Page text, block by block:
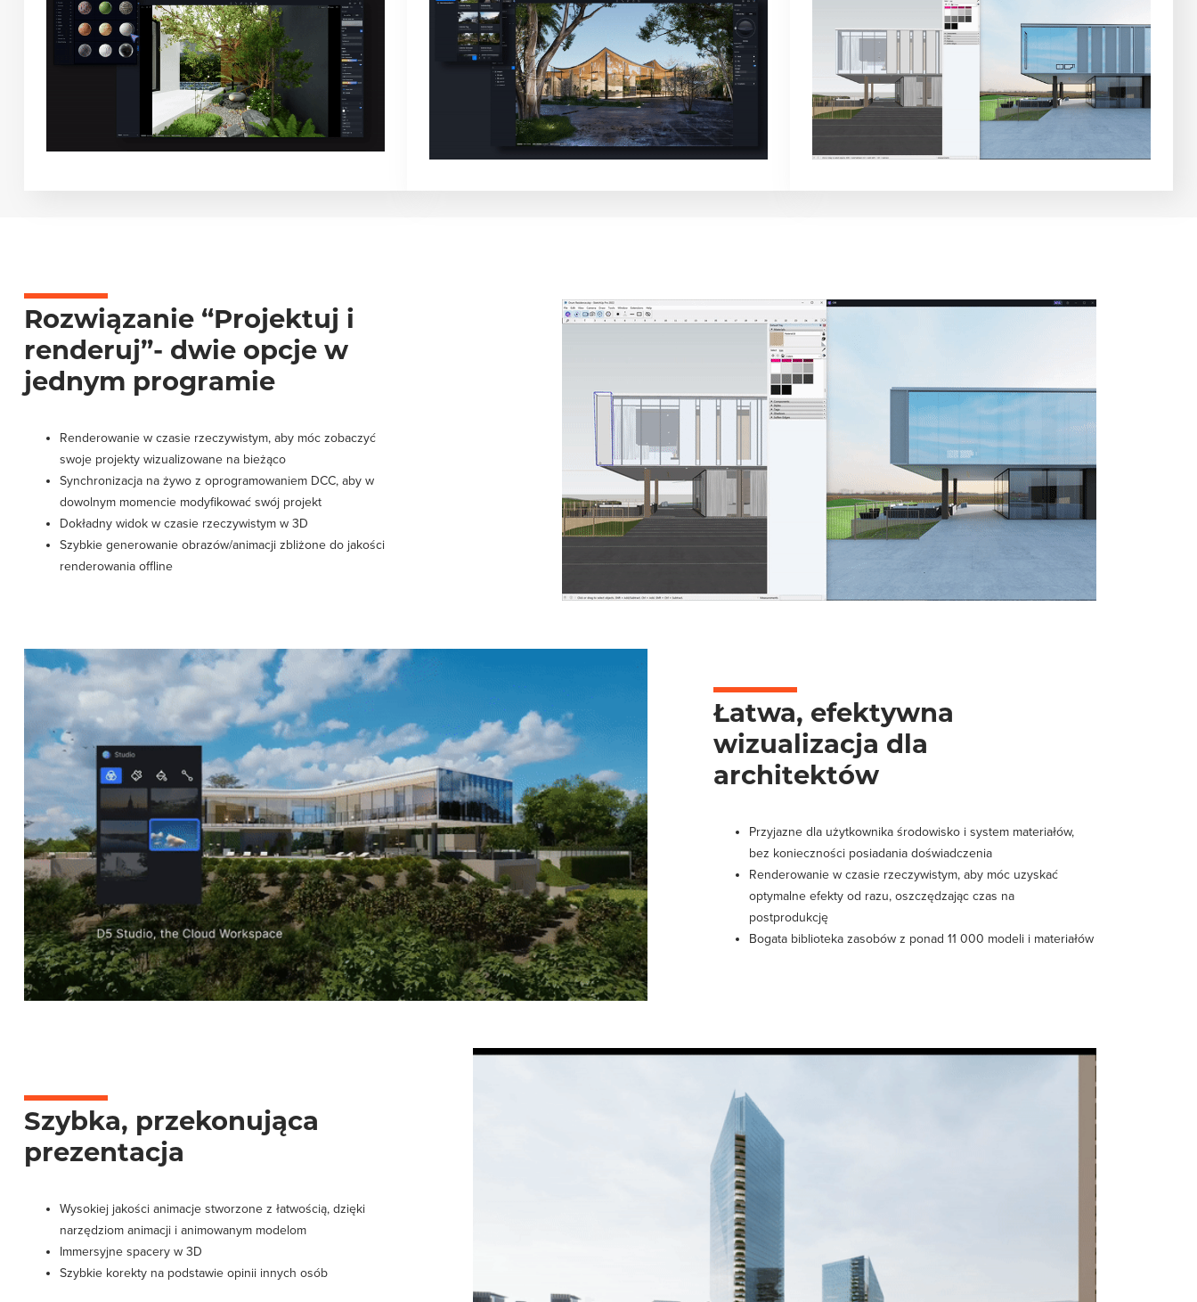
Rozwiązanie “Projektuj i
renderuj”- dwie opcje w
jednym programie
Renderowanie w czasie rzeczywistym, aby móc zobaczyć
swoje projekty wizualizowane na bieżąco
Synchronizacja na żywo z oprogramowaniem DCC, aby w
dowolnym momencie modyfikować swój projekt
Dokładny widok w czasie rzeczywistym w 3D
Szybkie generowanie obrazów/animacji zbliżone do jakości
renderowania offline
Łatwa, efektywna
wizualizacja dla
architektów
Przyjazne dla użytkownika środowisko i system materiałów,
bez konieczności posiadania doświadczenia
Renderowanie w czasie rzeczywistym, aby móc uzyskać
optymalne efekty od razu, oszczędzając czas na
postprodukcję
Bogata biblioteka zasobów z ponad 11 000 modeli i materiałów
Szybka, przekonująca
prezentacja
Wysokiej jakości animacje stworzone z łatwością, dzięki
narzędziom animacji i animowanym modelom
Immersyjne spacery w 3D
Szybkie korekty na podstawie opinii innych osób